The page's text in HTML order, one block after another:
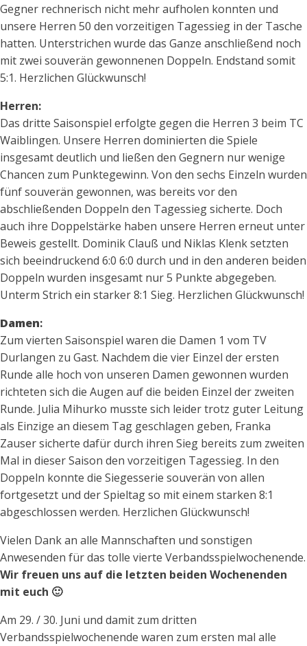
Gegner rechnerisch nicht mehr aufholen konnten und
unsere Herren 50 den vorzeitigen Tagessieg in der Tasche
hatten. Unterstrichen wurde das Ganze anschließend noch
mit zwei souverän gewonnenen Doppeln. Endstand somit
5:1. Herzlichen Glückwunsch!
Herren:
Das dritte Saisonspiel erfolgte gegen die Herren 3 beim TC
Waiblingen. Unsere Herren dominierten die Spiele
insgesamt deutlich und ließen den Gegnern nur wenige
Chancen zum Punktegewinn. Von den sechs Einzeln wurden
fünf souverän gewonnen, was bereits vor den
abschließenden Doppeln den Tagessieg sicherte. Doch
auch ihre Doppelstärke haben unsere Herren erneut unter
Beweis gestellt. Dominik Clauß und Niklas Klenk setzten
sich beeindruckend 6:0 6:0 durch und in den anderen beiden
Doppeln wurden insgesamt nur 5 Punkte abgegeben.
Unterm Strich ein starker 8:1 Sieg. Herzlichen Glückwunsch!
Damen:
Zum vierten Saisonspiel waren die Damen 1 vom TV
Durlangen zu Gast. Nachdem die vier Einzel der ersten
Runde alle hoch von unseren Damen gewonnen wurden
richteten sich die Augen auf die beiden Einzel der zweiten
Runde. Julia Mihurko musste sich leider trotz guter Leitung
als Einzige an diesem Tag geschlagen geben, Franka
Zauser sicherte dafür durch ihren Sieg bereits zum zweiten
Mal in dieser Saison den vorzeitigen Tagessieg. In den
Doppeln konnte die Siegesserie souverän von allen
fortgesetzt und der Spieltag so mit einem starken 8:1
abgeschlossen werden. Herzlichen Glückwunsch!
Vielen Dank an alle Mannschaften und sonstigen
Anwesenden für das tolle vierte Verbandsspielwochenende.
Wir freuen uns auf die letzten beiden Wochenenden
mit euch 🙂
Am 29. / 30. Juni und damit zum dritten
Verbandsspielwochenende waren zum ersten mal alle